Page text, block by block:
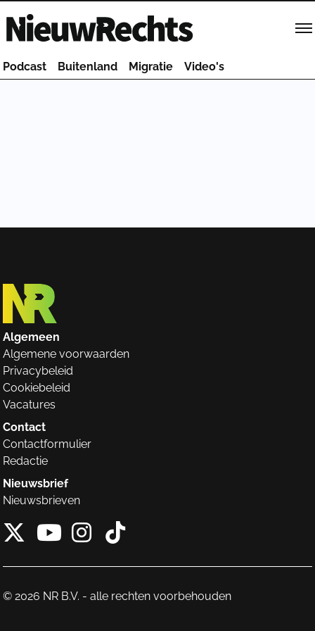
Homepage van NieuwRechts
Podcast Buitenland Migratie Video's
Algemeen
Algemene voorwaarden
Privacybeleid
Cookiebeleid
Vacatures
Contact
Contactformulier
Redactie
Nieuwsbrief
Nieuwsbrieven
X van NieuwRechts
Instagram van
Tiktok van
© 2026 NR B.V. - alle rechten voorbehouden